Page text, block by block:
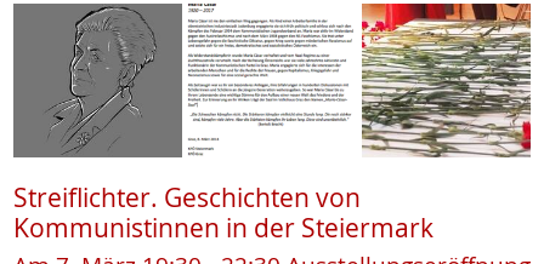
Streiflichter. Geschichten von
Kommunistinnen in der Steiermark